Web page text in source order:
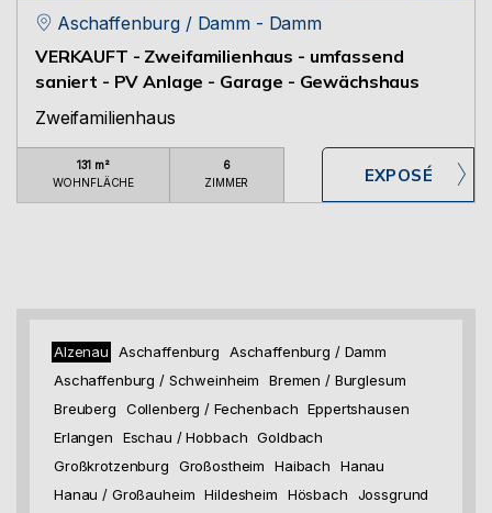
Aschaffenburg / Damm - Damm
VERKAUFT - Zweifamilienhaus - umfassend
saniert - PV Anlage - Garage - Gewächshaus
Zweifamilienhaus
131 m²
WOHNFLÄCHE
6
ZIMMER
Alzenau Aschaffenburg
Aschaffenburg / Damm
Aschaffenburg / Schweinheim
Bremen / Burglesum
Breuberg
Collenberg / Fechenbach Eppertshausen
Erlangen
Eschau / Hobbach Goldbach
Großkrotzenburg
Großostheim Haibach
Hanau
Hanau / Großauheim Hildesheim Hösbach
Jossgrund